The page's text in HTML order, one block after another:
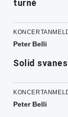
turné
Peter Belli
Solid
Peter Belli